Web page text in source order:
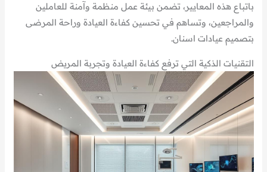
باتباع هذه المعايير، تضمن بيئة عمل منظمة وآمنة للعاملين
والمراجعين، وتساهم في تحسين كفاءة العيادة وراحة المرضى
بتصميم عيادات اسنان.
التقنيات الذكية التي ترفع كفاءة العيادة وتجربة المريض